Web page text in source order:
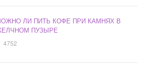
ЛИ ПИТЬ КОФЕ ПРИ КАМНЯХ В
ПУЗЫРЕ
4752